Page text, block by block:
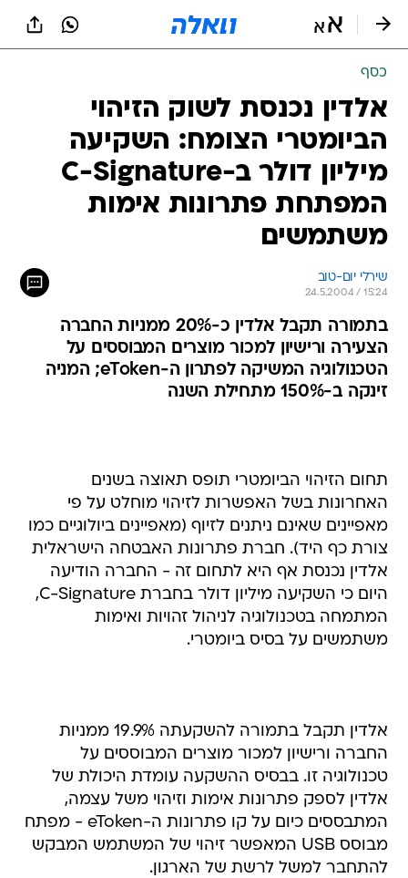
כסף
אלדין נכנסת לשוק הזיהוי
הביומטרי הצומח: השקיעה
מיליון דולר ב-C-Signature
המפתחת פתרונות אימות
משתמשים
שירלי יום-טוב
24.5.2004 / 15:24
בתמורה תקבל אלדין כ-20% ממניות החברה
הצעירה ורישיון למכור מוצרים המבוססים על
הטכנולוגיה המשיקה לפתרון ה-eToken; המניה
זינקה ב-150% מתחילת השנה
תחום הזיהוי הביומטרי תופס תאוצה בשנים
האחרונות בשל האפשרות לזיהוי מוחלט על פי
מאפיינים שאינם ניתנים לזיוף (מאפיינים ביולוגיים כמו
צורת כף היד). חברת פתרונות האבטחה הישראלית
אלדין נכנסת אף היא לתחום זה - החברה הודיעה
היום כי השקיעה מיליון דולר בחברת C-Signature,
המתמחה בטכנולוגיה לניהול זהויות ואימות
משתמשים על בסיס ביומטרי.
אלדין תקבל בתמורה להשקעתה 19.9% ממניות
החברה ורישיון למכור מוצרים המבוססים על
טכנולוגיה זו. בבסיס ההשקעה עומדת היכולת של
אלדין לספק פתרונות אימות וזיהוי משל עצמה,
המתבססים כיום על קו פתרונות ה-eToken - מפתח
מבוסס USB המאפשר זיהוי של המשתמש המבקש
להתחבר למשל לרשת של הארגון.